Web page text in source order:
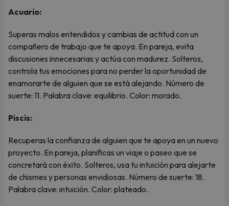
Acuario:
Superas malos entendidos y cambias de actitud con un
compañero de trabajo que te apoya. En pareja, evita
discusiones innecesarias y actúa con madurez. Solteros,
controla tus emociones para no perder la oportunidad de
enamorarte de alguien que se está alejando. Número de
suerte: 11. Palabra clave: equilibrio. Color: morado.
Piscis:
Recuperas la confianza de alguien que te apoya en un nuevo
proyecto. En pareja, planificas un viaje o paseo que se
concretará con éxito. Solteros, usa tu intuición para alejarte
de chismes y personas envidiosas. Número de suerte: 18.
Palabra clave: intuición. Color: plateado.